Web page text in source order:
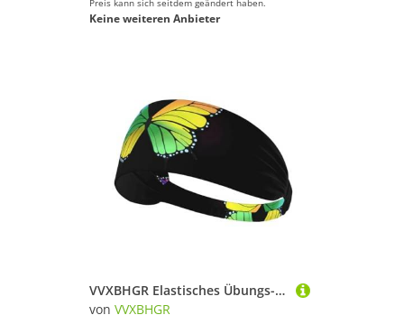
Preis kann sich seitdem geändert haben.
Keine weiteren Anbieter
VVXBHGR Elastisches Übungs-Stirnband für Damen und Herren, Regenbogenfarben, Schmetterlings-Aufdruck, weich, schnell trocknend
von VVXBHGR